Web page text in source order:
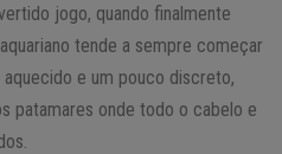
jogo, quando finalmente
tende a sempre começar
e um pouco discreto,
patamares onde todo o cabelo e